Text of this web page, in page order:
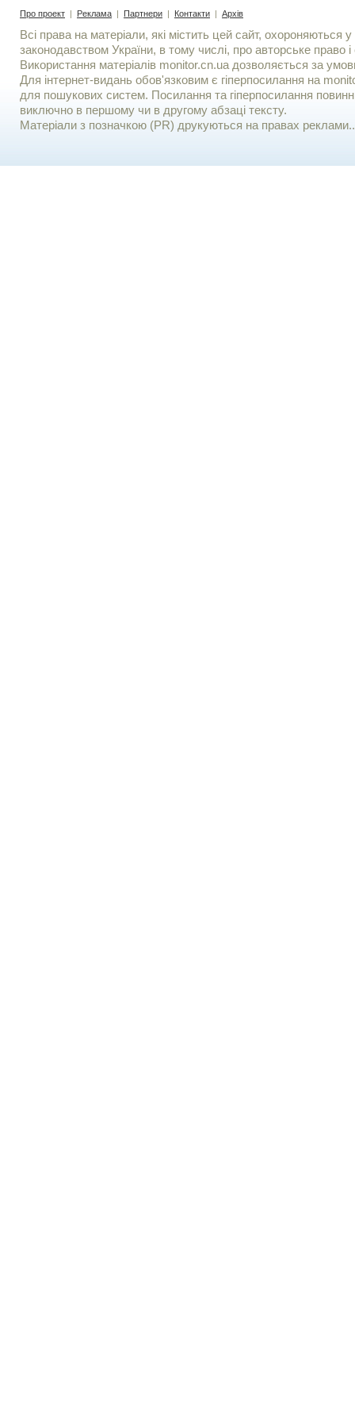
Про проект | Реклама | Партнери | Контакти | Архів
Всі права на матеріали, які містить цей сайт, охороняються у
законодавством України, в тому числі, про авторське право і
Використання матерiалiв monitor.cn.ua дозволяється за
Для iнтернет-видань обов'язковим є гiперпосилання на
для пошукових систем. Посилання та гіперпосилання
виключно в першому чи в другому абзаці тексту.
Матеріали з позначкою (PR) друкуються на правах реклами..